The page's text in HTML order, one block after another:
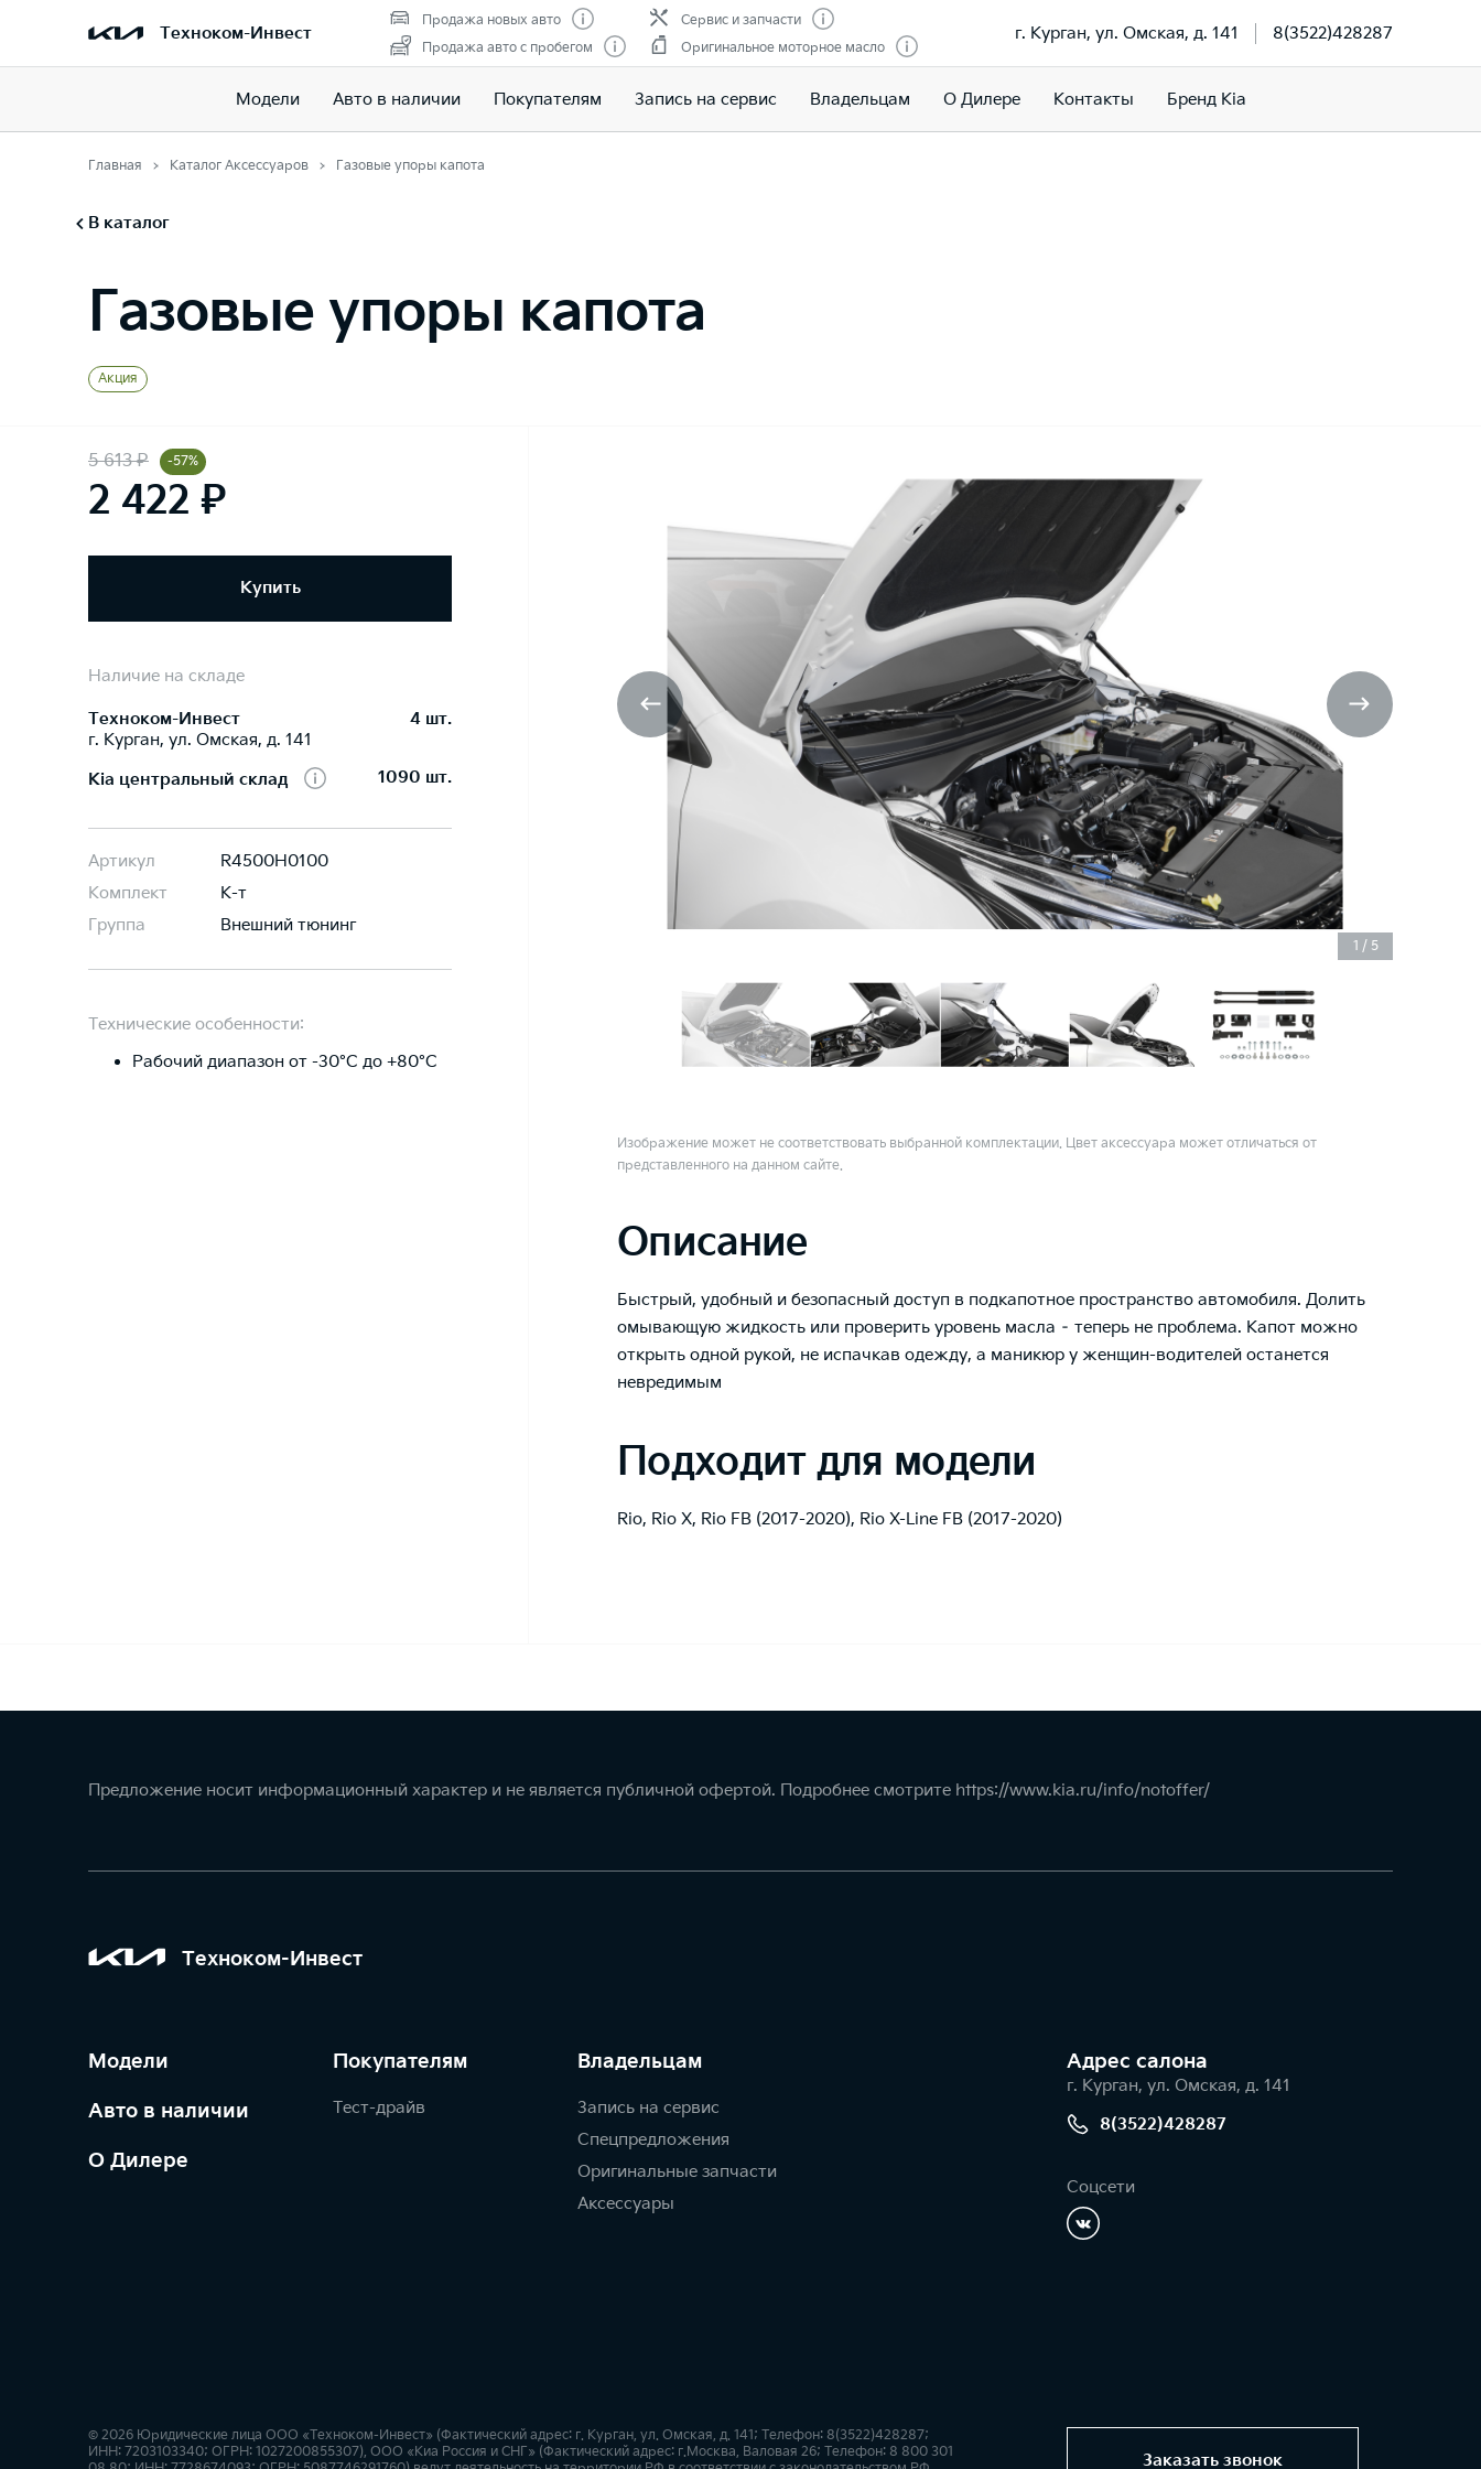
Техноком-Инвест
Продажа новых авто
Продажа авто с пробегом
Сервис и запчасти
Оригинальное моторное масло
г. Курган, ул. Омская, д. 141 8(3522)428287
Модели Авто в наличии Покупателям Запись на сервис Владельцам О Дилере Контакты Бренд Kia
Главная Каталог Аксессуаров Газовые упоры капота
В каталог
Газовые упоры капота
Акция
5 613 ₽ -57%
2 422 ₽
Купить
Наличие на складе
Техноком-Инвест
г. Курган, ул. Омская, д. 141
4 шт.
Kia центральный склад 1090 шт.
Артикул
R4500H0100
Комплект
К-т
Группа
Внешний тюнинг
Технические особенности:
Рабочий диапазон от -30°C до +80°C
1 / 5
Изображение может не соответствовать выбранной комплектации. Цвет аксессуара может отличаться от
представленного на данном сайте.
Описание
Быстрый, удобный и безопасный доступ в подкапотное пространство автомобиля. Долить
омывающую жидкость или проверить уровень масла – теперь не проблема. Капот можно
открыть одной рукой, не испачкав одежду, а маникюр у женщин-водителей останется
невредимым
Подходит для модели
Rio, Rio X, Rio FB (2017-2020), Rio X-Line FB (2017-2020)
Предложение носит информационный характер и не является публичной офертой. Подробнее смотрите https://www.kia.ru/info/notoffer/
Техноком-Инвест
Модели
Авто в наличии
О Дилере
Покупателям
Тест-драйв
Владельцам
Запись на сервис
Спецпредложения
Оригинальные запчасти
Аксессуары
Адрес салонa
г. Курган, ул. Омская, д. 141
8(3522)428287
Соцсети
Заказать звонок
© 2026 Юридические лица ООО «Техноком-Инвест» (Фактический адрес: г. Курган, ул. Омская, д. 141; Телефон: 8(3522)428287;
ИНН: 7203103340; ОГРН: 1027200855307), ООО «Киа Россия и СНГ» (Фактический адрес: г.Москва, Валовая 26; Телефон: 8 800 301